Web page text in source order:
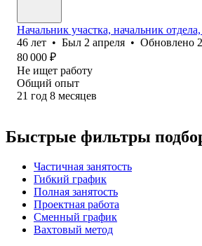
Начальник участка, начальник
46 лет • Был 2 апреля • Обновлено
80 000 ₽
Не ищет работу
Общий опыт
21 год 8 месяцев
Быстрые фильтры
Частичная занятость
Гибкий график
Полная занятость
Проектная работа
Сменный график
Вахтовый метод